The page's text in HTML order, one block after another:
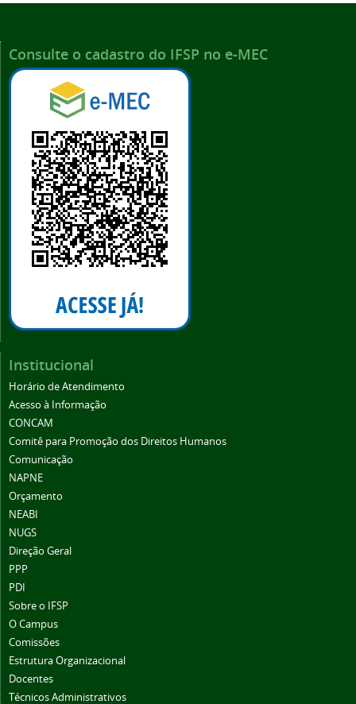
Consulte o cadastro do IFSP no e-MEC
Institucional
Horário de Atendimento
Acesso à Informação
CONCAM
Comitê para Promoção dos Direitos Humanos
Comunicação
NAPNE
Orçamento
NEABI
NUGS
Direção Geral
PPP
PDI
Sobre o IFSP
O Campus
Comissões
Estrutura Organizacional
Docentes
Técnicos Administrativos